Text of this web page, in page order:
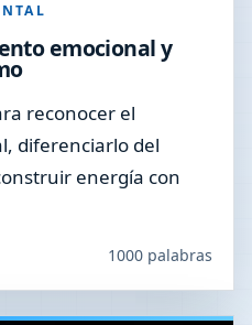
emocional y
reconocer el
diferenciarlo del
energía con
1000 palabras